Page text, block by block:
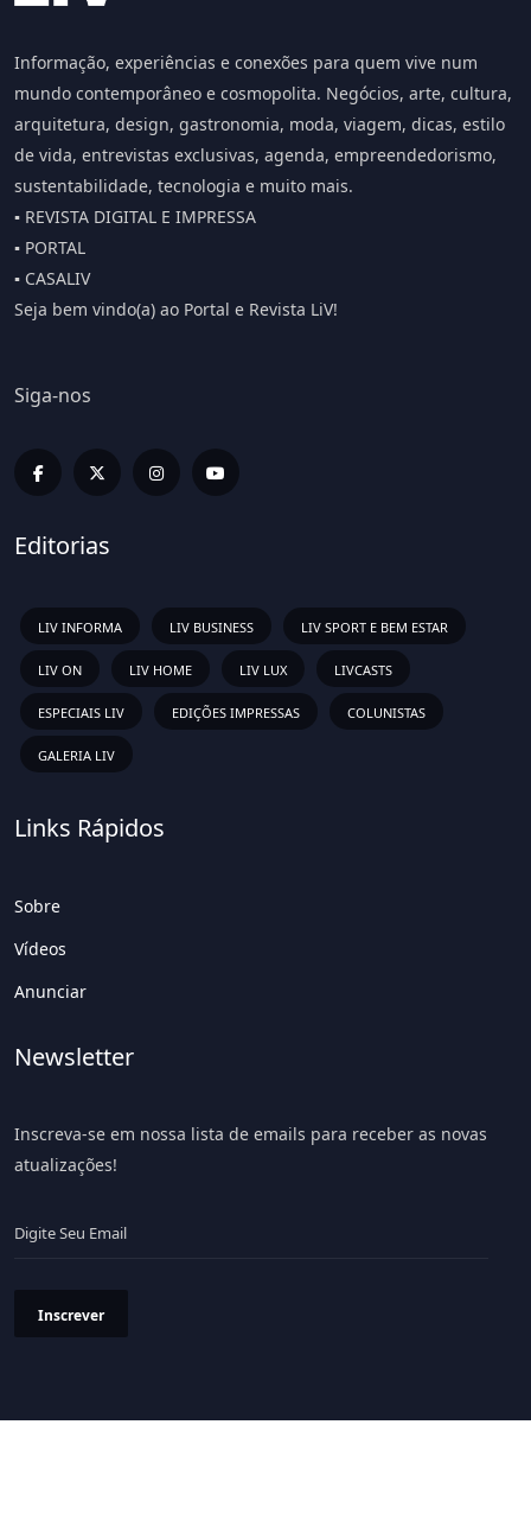
Informação, experiências e conexões para quem vive num
mundo contemporâneo e cosmopolita. Negócios, arte, cultura,
arquitetura, design, gastronomia, moda, viagem, dicas, estilo
de vida, entrevistas exclusivas, agenda, empreendedorismo,
sustentabilidade, tecnologia e muito mais.
▪️ REVISTA DIGITAL E IMPRESSA
▪️ PORTAL
▪️ CASALIV
Seja bem vindo(a) ao Portal e Revista LiV!
Siga-nos
Editorias
LIV INFORMA LIV BUSINESS LIV SPORT E BEM ESTAR
LIV ON LIV HOME LIV LUX LIVCASTS
ESPECIAIS LIV EDIÇÕES IMPRESSAS COLUNISTAS
GALERIA LIV
Links Rápidos
Sobre
Vídeos
Anunciar
Newsletter
Inscreva-se em nossa lista de emails para receber as novas
atualizações!
Inscrever